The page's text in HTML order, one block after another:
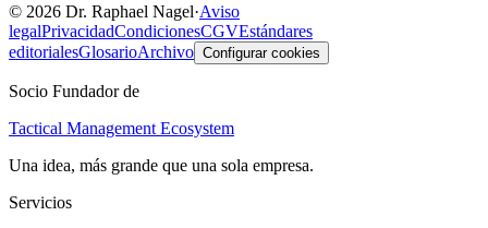
© 2026 Dr. Raphael Nagel·Aviso
legalPrivacidadCondicionesCGVEstándares
editorialesGlosarioArchivo Configurar cookies
Socio Fundador de
Tactical Management Ecosystem
Una idea, más grande que una sola empresa.
Servicios